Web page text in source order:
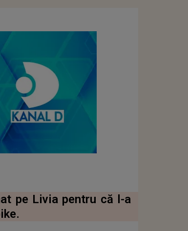
pe Livia pentru că l-a